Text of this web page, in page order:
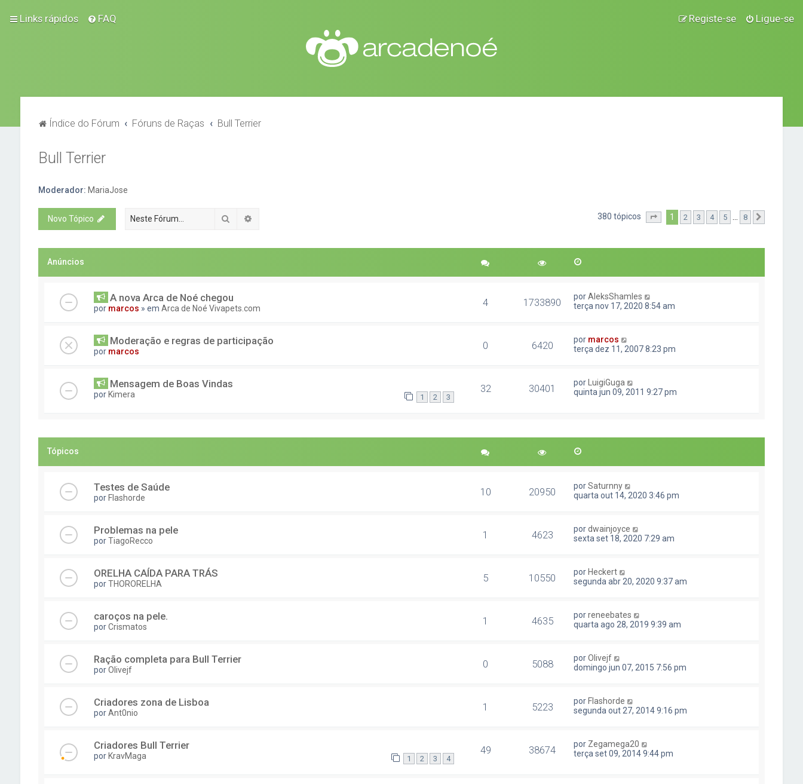
Links rápidos FAQ Ligue-se
Registe-se
Índice do Fórum Fóruns de Raças Bull Terrier
Bull Terrier
Moderador: MariaJose
Novo Tópico Pesquisar 380 tópicos Página 1de8
1 2 3 4 5 ... 8
Anúncios
A nova Arca de Noé chegou
por marcos » em Arca de Noé Vivapets.com 4 1733890 porAleksShamles
terça nov 17, 2020 8:54 am
Moderação e regras de participação
por marcos 0 6420 por marcos
terça dez 11, 2007 8:23 pm
Mensagem de Boas Vindas
por Kimera 1 2 3
32 30401 por
LuigiGuga
quinta jun 09, 2011 9:27 pm
Tópicos
Testes de Saúde
por Flashorde 10 20950 porSaturnny
quarta out 14, 2020 3:46 pm
Problemas na pele
porTiagoRecco 1 4623 pordwainjoyce
sexta set 18, 2020 7:29 am
ORELHA CAÍDA PARA TRÁS
porTHORORELHA 5 10550 por Heckert
segunda abr 20, 2020 9:37 am
caroços na pele.
porCrismatos 1 4635 porreneebates
quarta ago 28, 2019 9:39 am
Ração completa para Bull Terrier
porOlivejf 0 5088 porOlivejf
domingo jun 07, 2015 7:56 pm
Criadores zona de Lisboa
porAnt0nio 1 5223 por Flashorde
segunda out 27, 2014 9:16 pm
Criadores Bull Terrier
por KravMaga 1 2 3 4
49 38674 por Zegamega20
terça set 09, 2014 9:44 pm